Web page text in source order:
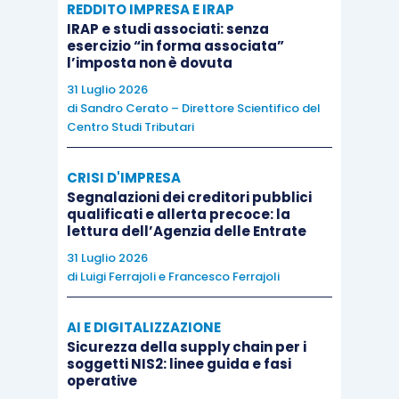
quote di ammortamento
un valore fiscale del bene superiore a
quello contabile;
se, invece, nel caso precedente, la
rilevazione del bonus fiscale fosse
effettuata secondo ilmetodo “indiretto”
con la tecnica del
società avrebbe titolo di effettuare una
variazione in diminuzionedel reddito
provento anno per anno rilevato,
seguito delloscarico contabile del
risconto passivorelativo alla detrazione
d’imposta qualificata e classificata alla
stregua di uncontributo in conto
REDDITO IMPRESA E IRAP
IRAP e studi associati: senza
esercizio “in forma associata”
l’imposta non è dovuta
31 Luglio 2026
di Sandro Cerato – Direttore Scientifico del
Centro Studi Tributari
CRISI D'IMPRESA
Segnalazioni dei creditori pubblici
qualificati e allerta precoce: la
lettura dell’Agenzia delle Entrate
31 Luglio 2026
di Luigi Ferrajolie Francesco Ferrajoli
AI E DIGITALIZZAZIONE
Sicurezza della supply chain per i
soggetti NIS2: linee guida e fasi
operative